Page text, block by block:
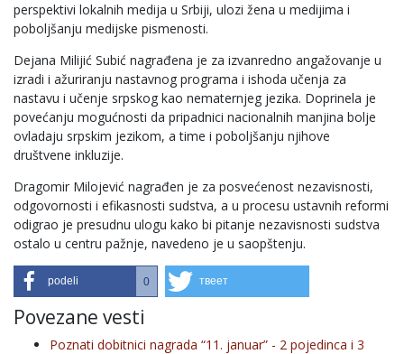
perspektivi lokalnih medija u Srbiji, ulozi žena u medijima i
poboljšanju medijske pismenosti.
Dejana Milijić Subić nagrađena je za izvanredno angažovanje u
izradi i ažuriranju nastavnog programa i ishoda učenja za
nastavu i učenje srpskog kao nematernjeg jezika. Doprinela je
povećanju mogućnosti da pripadnici nacionalnih manjina bolje
ovladaju srpskim jezikom, a time i poboljšanju njihove
društvene inkluzije.
Dragomir Milojević nagrađen je za posvećenost nezavisnosti,
odgovornosti i efikasnosti sudstva, a u procesu ustavnih reformi
odigrao je presudnu ulogu kako bi pitanje nezavisnosti sudstva
ostalo u centru pažnje, navedeno je u saopštenju.
podeli 0 твеет
Povezane vesti
Poznati dobitnici nagrada “11. januar” - 2 pojedinca i 3